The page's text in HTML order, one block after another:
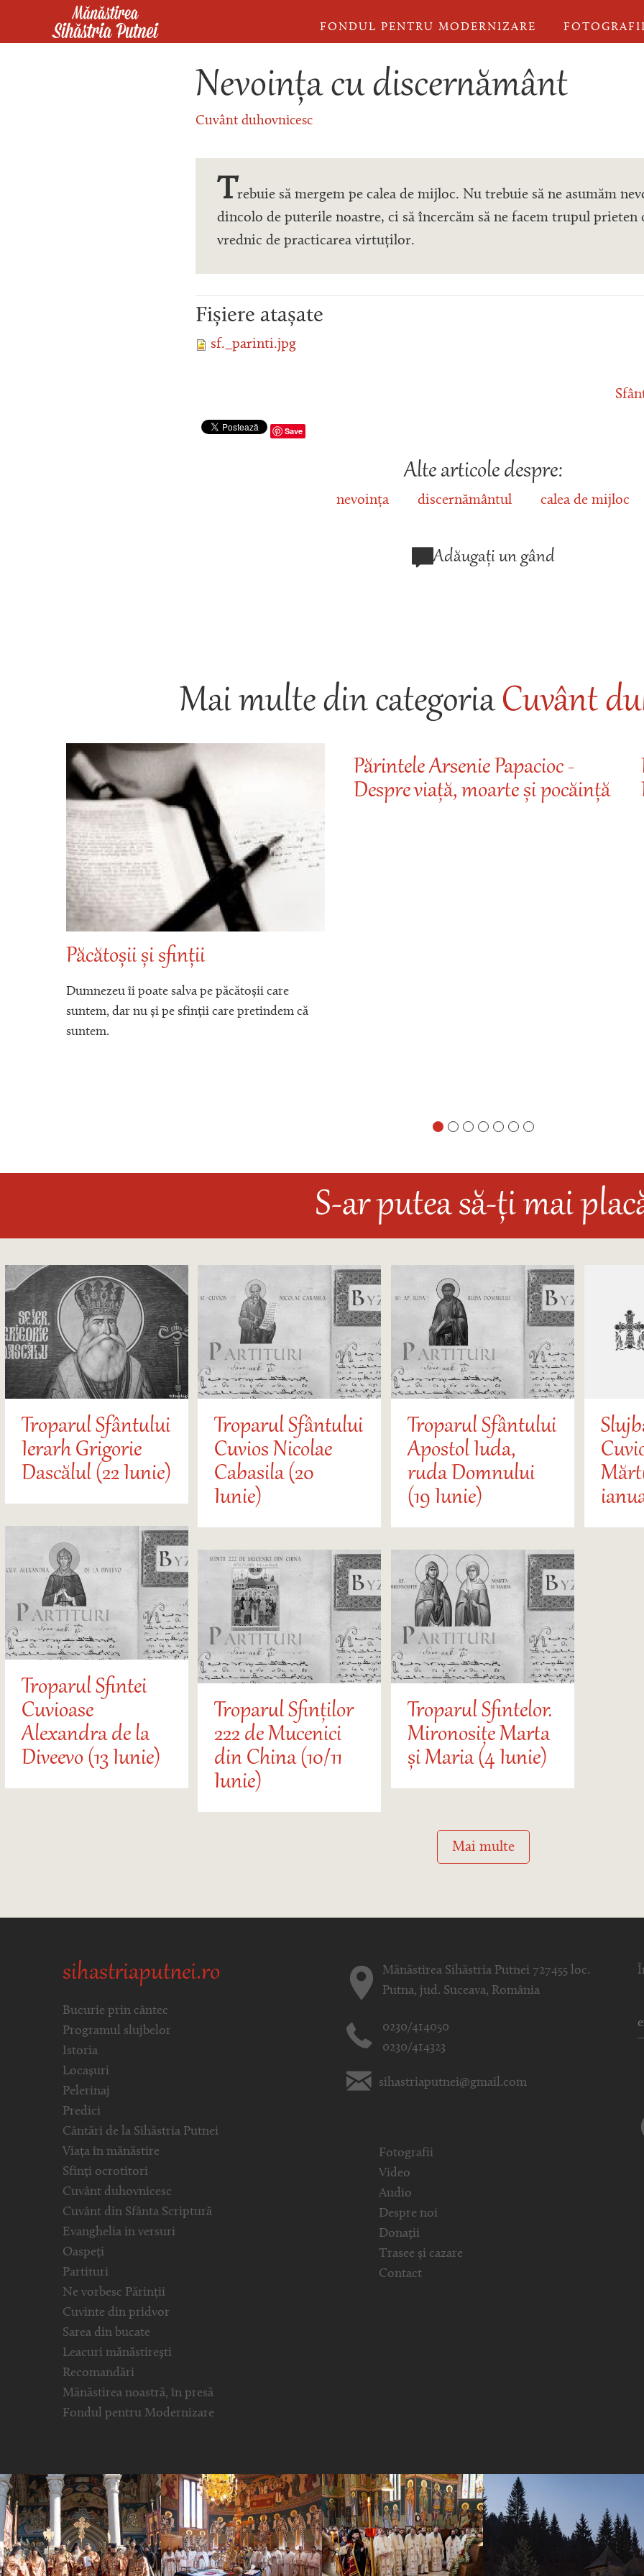
Mergi la conţinutul principal
FONDUL PENTRU MODERNIZARE FOTOGRAFII
Nevoința cu discernământ
Cuvânt duhovnicesc
Trebuie să mergem pe calea de mijloc. Nu trebuie să ne asumăm
dincolo de puterile noastre, ci să încercăm să ne facem trupul prieten
vrednic de practicarea virtuților.
Fișiere atașate
sf._parinti.jpg
Save
Alte articole despre:
nevoința discernământul calea de mijloc
Adăugați un gând
Mai multe din categoriaCuvânt
Păcătoșii și sfinții
Dumnezeu îi poate salva pe păcătoșii care
suntem, dar nu și pe sfinții care pretindem că
suntem.
Părintele Arsenie Papacioc -
Despre viață, moarte și pocăință
S-ar putea să-ți mai
Troparul Sfântului
Ierarh Grigorie
Dascălul (22 Iunie)
Troparul Sfântului
Cuvios Nicolae
Cabasila (20
Iunie)
Troparul Sfântului
Apostol Iuda,
ruda Domnului
(19 Iunie)
Troparul Sfintei
Cuvioase
Alexandra de la
Diveevo (13 Iunie)
Troparul Sfinților
222 de Mucenici
din China (10/11
Iunie)
Troparul Sfintelor.
Mironosițe Marta
și Maria (4 Iunie)
Mai multe
sihastriaputnei.ro
Bucurie prin cântec
Programul slujbelor
Istoria
Locașuri
Pelerinaj
Predici
Cântări de la Sihăstria Putnei
Viața în mănăstire
Sfinți ocrotitori
Cuvânt duhovnicesc
Cuvânt din Sfânta Scriptură
Evanghelia in versuri
Oaspeți
Partituri
Ne vorbesc Părinții
Cuvinte din pridvor
Sarea din bucate
Leacuri mănăstirești
Recomandări
Mănăstirea noastră, în presă
Fondul pentru Modernizare
Mănăstirea Sihăstria Putnei 727455 loc.
Putna, jud. Suceava, România
0230/414050
0230/414323
sihastriaputnei@gmail.com
Fotografii
Video
Audio
Despre noi
Donații
Trasee și cazare
Contact